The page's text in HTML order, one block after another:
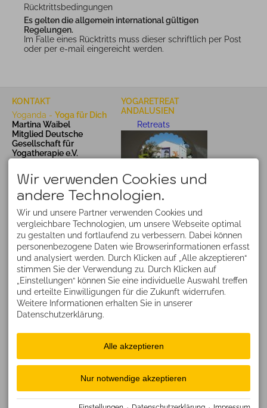
Rücktrittsbedingungen
Es gelten die allgemein international gültigen
Regelungen.
Im Falle eines Rücktritts muss dieser schriftlich per Post
oder per e-mail eingereicht werden.
KONTAKT
Yoganda - Yoga für Dich
Martina Waibel
Mitglied Deutsche
Gesellschaft für
Yogatherapie e.V.
Deutschland
martina@yoganda.de
YOGARETREAT
ANDALUSIEN
Retreats
Deine schönsten Yogaferien
1. bis 8. November 2026
Yoga, Sonne und viel
Mee(h)r
Finca el Morisco
Infos
YOGA BERGE ATMEN
imNaturhof Stillachtal
TERMINE NACH
VEREINBARUNG
Yogatherapie, Coaching
auch via Zoom Meeting
Facebook
Instagram
YouTube
Wir verwenden Cookies und
andere Technologien.
Wir und unsere Partner verwenden Cookies und
vergleichbare Technologien, um unsere Webseite optimal
zu gestalten und fortlaufend zu verbessern. Dabei können
personenbezogene Daten wie Browserinformationen erfasst
und analysiert werden. Durch Klicken auf „Alle akzeptieren“
stimmen Sie der Verwendung zu. Durch Klicken auf
„Einstellungen“ können Sie eine individuelle Auswahl treffen
und erteilte Einwilligungen für die Zukunft widerrufen.
Weitere Informationen erhalten Sie in unserer
Datenschutzerklärung.
Alle akzeptieren
Nur notwendige akzeptieren